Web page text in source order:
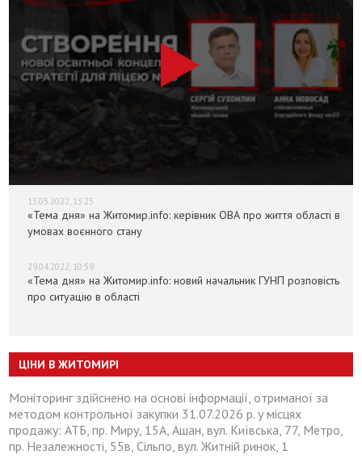
13.05.2022, 13:25
«Тема дня» на Житомир.info: керівник ОВА про життя області в
умовах воєнного стану
29.04.2022, 10:59
«Тема дня» на Житомир.info: новий начальник ГУНП розповість
про ситуацію в області
ЦІНИ В ЖИТОМИРІ
Моніторинг здійснено на основі інформації, отриманої за
методом контрольної закупки 31.07.2026 р. у місцях
продажу: АТБ, пр. Миру, 15А, Ашан, вул. Київська, 77, Метро,
пр. Незалежності, 55в, Сільпо, вул. Житній ринок, 1